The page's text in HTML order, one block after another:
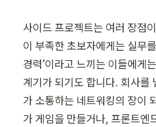
사이드 프로젝트는 여러 장점
이 부족한 초보자에게는 실무
경력’이라고 느끼는 이들에게
계기가 되기도 합니다. 회사를
가 소통하는 네트워킹의 장이
가 게임을 만들거나, 프론트엔